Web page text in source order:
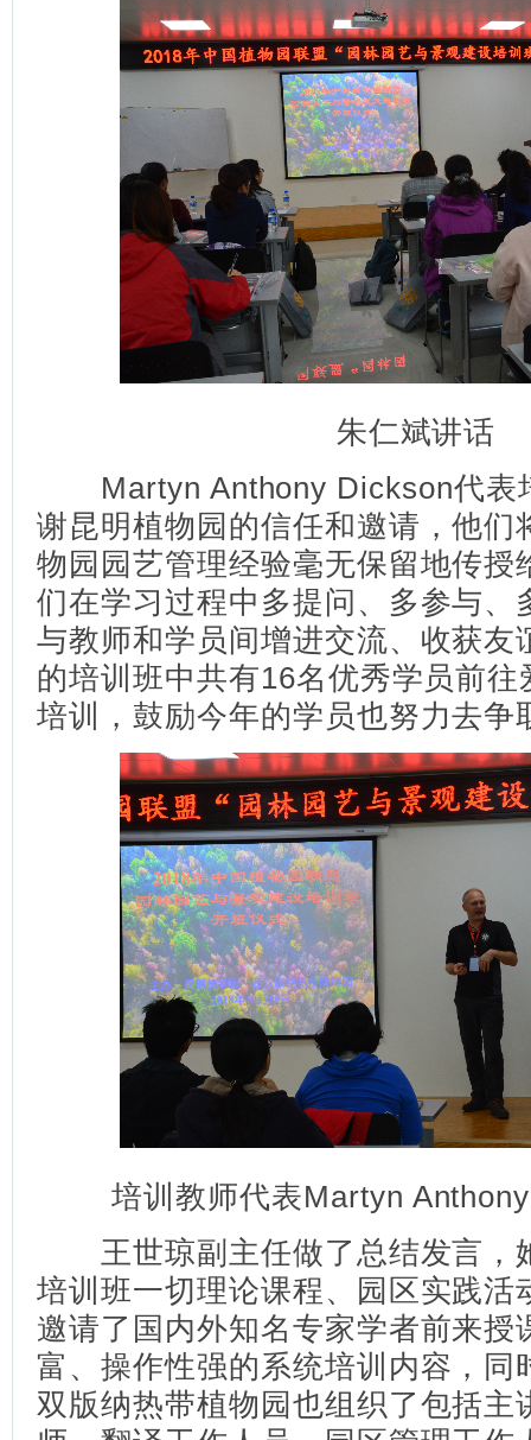
朱仁斌讲话
Martyn Anthony Dickson代表
谢昆明植物园的信任和邀请，他们
物园园艺管理经验毫无保留地传授
们在学习过程中多提问、多参与、
与教师和学员间增进交流、收获友
的培训班中共有16名优秀学员前
培训，鼓励今年的学员也努力去争
培训教师代表Martyn
王世琼副主任做了总结发言，
培训班一切理论课程、园区实践活
邀请了国内外知名专家学者前来授
富、操作性强的系统培训内容，同
双版纳热带植物园也组织了包括主